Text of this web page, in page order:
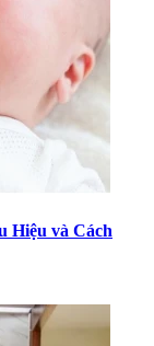
Hiệu và Cách